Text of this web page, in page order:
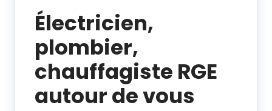
Électricien,
plombier,
chauffagiste RGE
autour de vous